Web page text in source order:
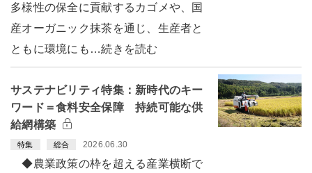
多様性の保全に貢献するカゴメや、国
産オーガニック抹茶を通じ、生産者と
ともに環境にも…続きを読む
サステナビリティ特集：新時代のキー
ワード＝食料安全保障 持続可能な供
給網構築
特集 総合 2026.06.30
◆農業政策の枠を超える産業横断で